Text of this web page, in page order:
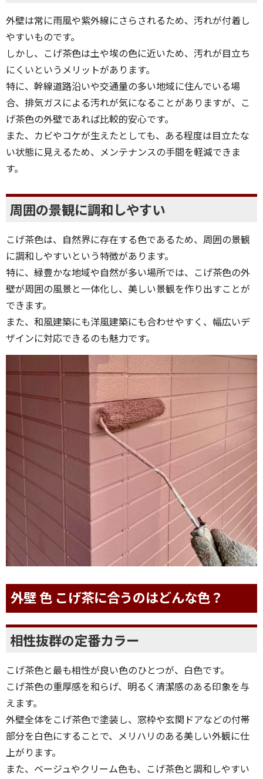
外壁は常に雨風や紫外線にさらされるため、汚れが付着し
やすいものです。
しかし、こげ茶色は土や埃の色に近いため、汚れが目立ち
にくいというメリットがあります。
特に、幹線道路沿いや交通量の多い地域に住んでいる場
合、排気ガスによる汚れが気になることがありますが、こ
げ茶色の外壁であれば比較的安心です。
また、カビやコケが生えたとしても、ある程度は目立たな
い状態に見えるため、メンテナンスの手間を軽減できま
す。
周囲の景観に調和しやすい
こげ茶色は、自然界に存在する色であるため、周囲の景観
に調和しやすいという特徴があります。
特に、緑豊かな地域や自然が多い場所では、こげ茶色の外
壁が周囲の風景と一体化し、美しい景観を作り出すことが
できます。
また、和風建築にも洋風建築にも合わせやすく、幅広いデ
ザインに対応できるのも魅力です。
外壁 色 こげ茶に合うのはどんな色？
相性抜群の定番カラー
こげ茶色と最も相性が良い色のひとつが、白色です。
こげ茶色の重厚感を和らげ、明るく清潔感のある印象を与
えます。
外壁全体をこげ茶色で塗装し、窓枠や玄関ドアなどの付帯
部分を白色にすることで、メリハリのある美しい外観に仕
上がります。
また、ベージュやクリーム色も、こげ茶色と調和しやすい